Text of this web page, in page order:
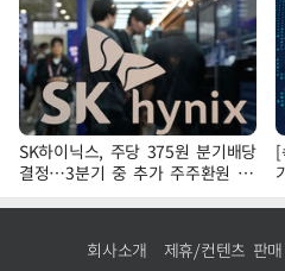
SK하이닉스, 주당 375원 분기배당
결정…3분기 중 추가 주주환원 발
표
[
회사소개 제휴/컨텐츠 판매